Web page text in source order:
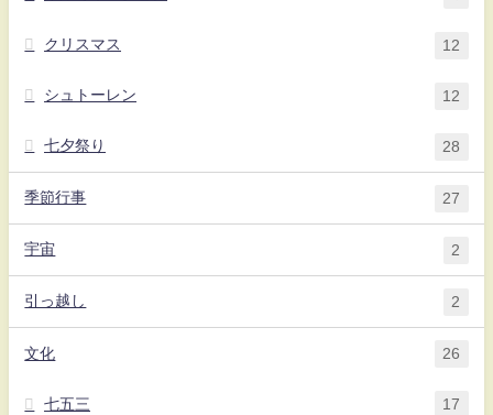
クリスマス 12
シュトーレン 12
七夕祭り 28
季節行事 27
宇宙 2
引っ越し 2
文化 26
七五三 17